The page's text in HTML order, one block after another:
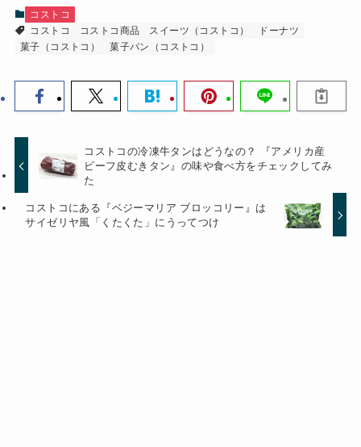
コストコ
コストコ
コストコ商品 スイーツ（コストコ）
ドーナツ
菓子（コストコ）
菓子パン（コストコ）
コストコの冷凍牛タンはどうなの？ 『アメリカ産
ビーフ皮むきタン』の味や食べ方をチェックしてみ
た
コストコにある『ベジーマリア ブロッコリー』は
サイゼリヤ風「くたくた」にうってつけ